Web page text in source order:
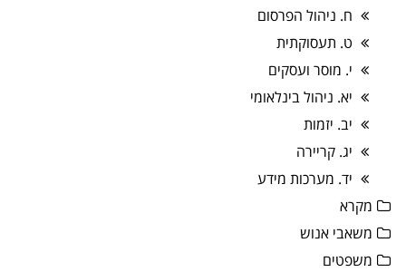
ח. ניהול הפרסום
ט. תעסוקתית
י. מוסר ועסקים
יא. ניהול בינלאומי
יב. יזמות
יג. קריירה
יד. מערכות מידע
מקרא
משאבי אנוש
משפטים